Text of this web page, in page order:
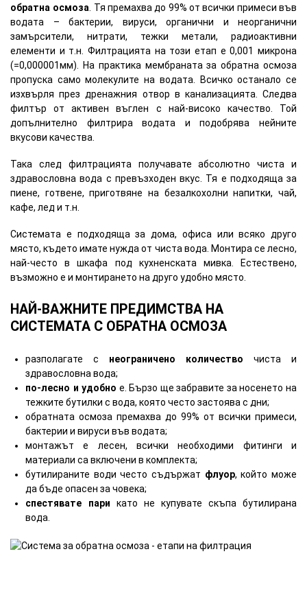
обратна осмоза. Тя премахва до 99% от всички примеси във
водата – бактерии, вируси, органични и неорганични
замърсители, нитрати, тежки метали, радиоактивни
елементи и т.н. Филтрацията на този етап е 0,001 микрона
(=0,000001мм). На практика мембраната за обратна осмоза
пропуска само молекулите на водата. Всичко останало се
изхвърля през дренажния отвор в канализацията. Следва
филтър от активен въглен с най-високо качество. Той
допълнително филтрира водата и подобрява нейните
вкусови качества.
Така след филтрацията получавате абсолютно чиста и
здравословна вода с превъзходен вкус. Тя е подходяща за
пиене, готвене, приготвяне на безалкохолни напитки, чай,
кафе, лед и т.н.
Системата е подходяща за дома, офиса или всяко друго
място, където имате нужда от чиста вода. Монтира се лесно,
най-често в шкафа под кухненската мивка. Естествено,
възможно е и монтирането на друго удобно място.
НАЙ-ВАЖНИТЕ ПРЕДИМСТВА НА
СИСТЕМАТА С ОБРАТНА ОСМОЗА
разполагате с неограничено количество чиста и
здравословна вода;
по-лесно и удобно е. Бързо ще забравите за носенето на
тежките бутилки с вода, която често застоява с дни;
обратната осмоза премахва до 99% от всички примеси,
бактерии и вируси във водата;
монтажът е лесен, всички необходими фитинги и
материали са включени в комплекта;
бутилираните води често съдържат флуор, който може
да бъде опасен за човека;
спестявате пари като не купувате скъпа бутилирана
вода.